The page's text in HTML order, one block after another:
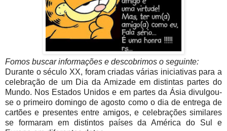
Fomos buscar informações e descobrimos o seguinte:
Durante o século XX, foram criadas várias iniciativas para a
celebração de um Dia da Amizade em distintas partes do
Mundo. Nos Estados Unidos e em partes da Ásia divulgou-
se o primeiro domingo de agosto como o dia de entrega de
cartões e presentes entre amigos, e celebrações similares
se formaram em distintos países da América do Sul e